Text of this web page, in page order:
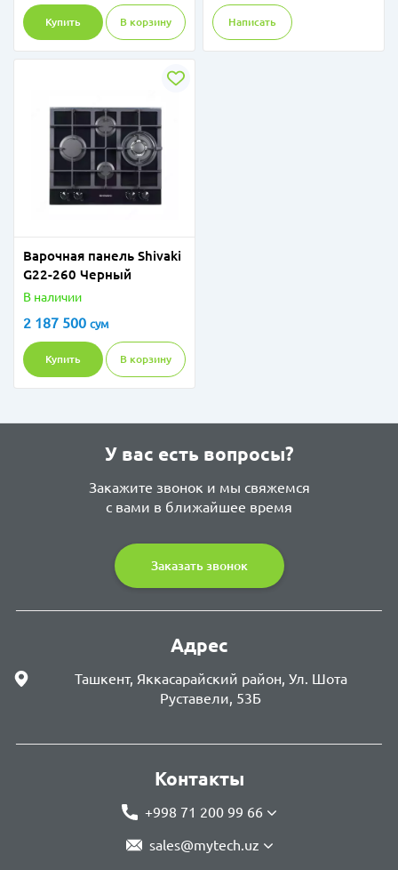
Купить В корзину Написать
Варочная панель Shivaki
G22-260 Черный
В наличии
2 187 500 сум
Купить В корзину
У вас есть вопросы?
Закажите звонок и мы свяжемся
с вами в ближайшее время
Заказать звонок
Адрес
Ташкент, Яккасарайский район, Ул. Шота
Руставели, 53Б
Контакты
+998 71 200 99 66
sales@mytech.uz